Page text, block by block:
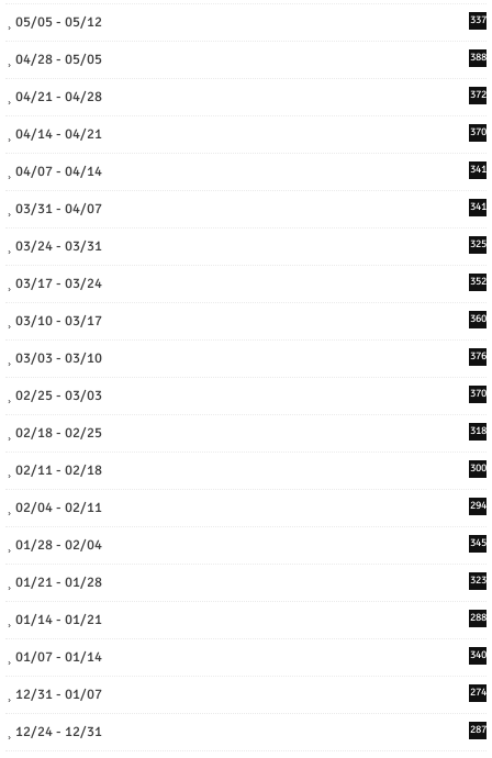
05/05 - 05/12 337
04/28 - 05/05 388
04/21 - 04/28 372
04/14 - 04/21 370
04/07 - 04/14 341
03/31 - 04/07 341
03/24 - 03/31 325
03/17 - 03/24 352
03/10 - 03/17 360
03/03 - 03/10 376
02/25 - 03/03 370
02/18 - 02/25 318
02/11 - 02/18 300
02/04 - 02/11 294
01/28 - 02/04 345
01/21 - 01/28 323
01/14 - 01/21 288
01/07 - 01/14 340
12/31 - 01/07 274
12/24 - 12/31 287